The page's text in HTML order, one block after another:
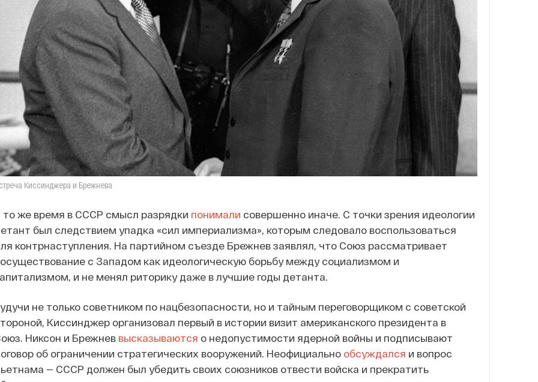
Киссинджера и Брежнева
то же время в СССР смысл разрядки понимали совершенно иначе. С точки зрения идеологии
был следствием упадка «сил империализма», которым следовало воспользоваться
контрнаступления. На партийном съезде Брежнев заявлял, что Союз рассматривает
с Западом как идеологическую борьбу между социализмом и
и не менял риторику даже в лучшие годы детанта.
не только советником по нацбезопасности, но и тайным переговорщиком с советской
Киссинджер организовал первый в истории визит американского президента в
Никсон и Брежнев высказываются о недопустимости ядерной войны и подписывают
об ограничении стратегических вооружений. Неофициально обсуждался и вопрос
— СССР должен был убедить своих союзников отвести войска и прекратить